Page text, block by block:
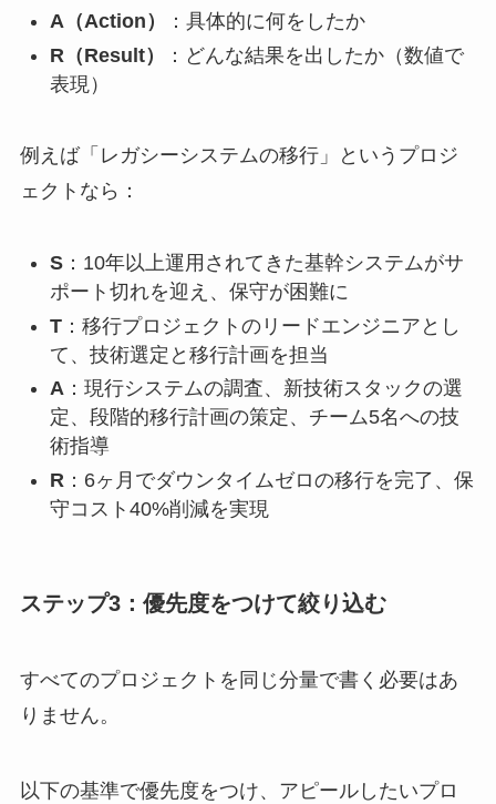
A（Action）
：具体的に何をしたか
R（Result）
：どんな結果を出したか（数値で
表現）
例えば「レガシーシステムの移行」というプロジ
ェクトなら：
S：10年以上運用されてきた基幹システムがサ
ポート切れを迎え、保守が困難に
T：移行プロジェクトのリードエンジニアとし
て、技術選定と移行計画を担当
A：現行システムの調査、新技術スタックの選
定、段階的移行計画の策定、チーム5名への技
術指導
R ：6ヶ月でダウンタイムゼロの移行を完了、保
守コスト40%削減を実現
ステップ3：優先度をつけて絞り込む
すべてのプロジェクトを同じ分量で書く必要はあ
りません。
以下の基準で優先度をつけ、アピールしたいプロ